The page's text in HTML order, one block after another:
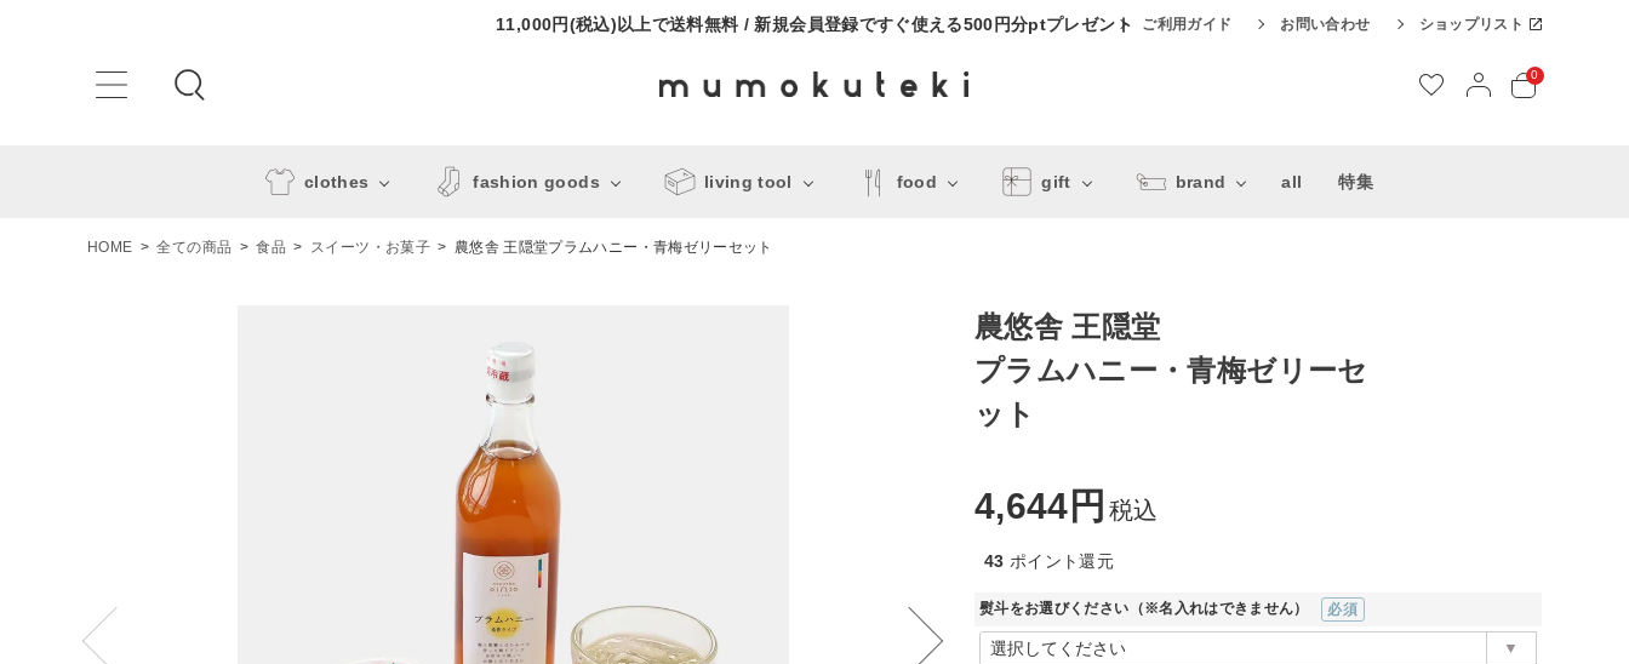
11,000円(税込)以上で送料無料 / 新規会員登録ですぐ使える500円分ptプレゼント ご利用ガイド お問い合わせ ショップリスト
0
clothes fashion goods living tool food gift brand all 特集
HOME 全ての商品 食品 スイーツ・お菓子 農悠舎 王隠堂プラムハニー・青梅ゼリーセット
農悠舎 王隠堂
プラムハニー・青梅ゼリーセ
ット
4,644 税込
43 ポイント還元
熨斗をお選びください（※名入れはできません）
(必須)